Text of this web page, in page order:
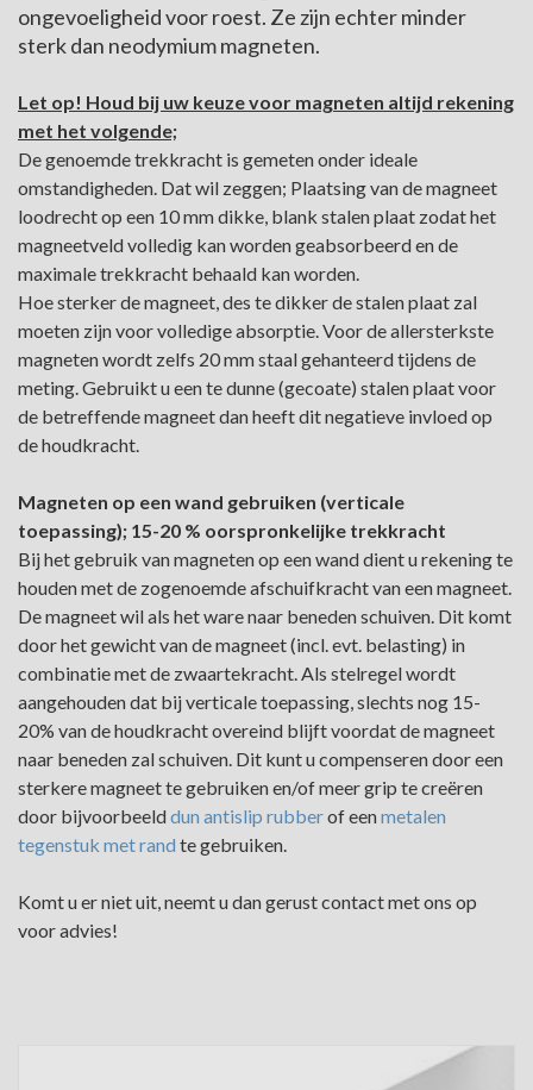
ongevoeligheid voor roest. Ze zijn echter minder
sterk dan neodymium magneten.
Let op! Houd bij uw keuze voor magneten altijd rekening
met het volgende;
De genoemde trekkracht is gemeten onder ideale
omstandigheden. Dat wil zeggen; Plaatsing van de magneet
loodrecht op een 10 mm dikke, blank stalen plaat zodat het
magneetveld volledig kan worden geabsorbeerd en de
maximale trekkracht behaald kan worden.
Hoe sterker de magneet, des te dikker de stalen plaat zal
moeten zijn voor volledige absorptie. Voor de allersterkste
magneten wordt zelfs 20 mm staal gehanteerd tijdens de
meting. Gebruikt u een te dunne (gecoate) stalen plaat voor
de betreffende magneet dan heeft dit negatieve invloed op
de houdkracht.
Magneten op een wand gebruiken (verticale
toepassing); 15-20 % oorspronkelijke trekkracht
Bij het gebruik van magneten op een wand dient u rekening te
houden met de zogenoemde afschuifkracht van een magneet.
De magneet wil als het ware naar beneden schuiven. Dit komt
door het gewicht van de magneet (incl. evt. belasting) in
combinatie met de zwaartekracht. Als stelregel wordt
aangehouden dat bij verticale toepassing, slechts nog 15-
20% van de houdkracht overeind blijft voordat de magneet
naar beneden zal schuiven. Dit kunt u compenseren door een
sterkere magneet te gebruiken en/of meer grip te creëren
door bijvoorbeelddun antislip rubberof eenmetalen
tegenstuk met rand te gebruiken.
Komt u er niet uit, neemt u dan gerust contact met ons op
voor advies!